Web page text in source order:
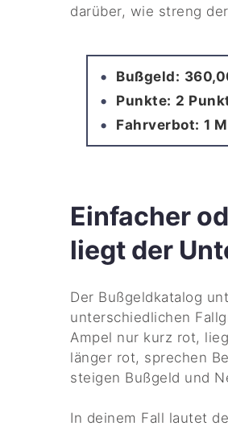
darüber, wie streng
Bußgeld:
Punkte: 2
Fahrverbot: 1
Einfacher
liegt der
Der Bußgeldkatalog
unterschiedlichen
Ampel nur kurz rot,
länger rot, sprechen
steigen Bußgeld und
In deinem Fall lautet